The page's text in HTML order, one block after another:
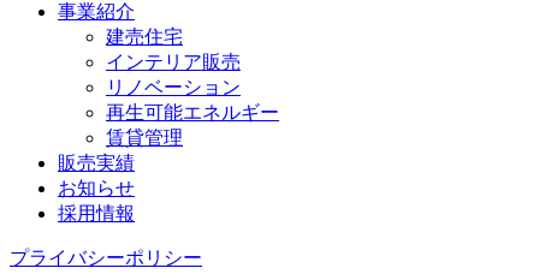
事業紹介
建売住宅
インテリア販売
リノベーション
再生可能エネルギー
賃貸管理
販売実績
お知らせ
採用情報
プライバシーポリシー